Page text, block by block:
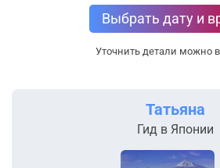
Выбрать дату и
Уточнить детали можно
Татьяна
Гид в Японии